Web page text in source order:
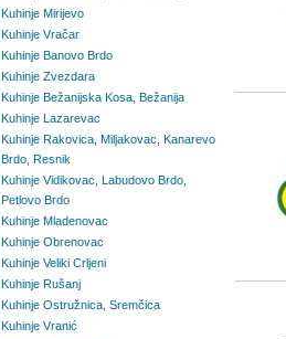
Kuhinje Mirijevo
Kuhinje Vračar
Kuhinje Banovo Brdo
Kuhinje Zvezdara
Kuhinje Bežanijska Kosa, Bežanija
Kuhinje Lazarevac
Kuhinje Rakovica, Miljakovac, Kanarevo
Brdo, Resnik
Kuhinje Vidikovac, Labudovo Brdo,
Petlovo Brdo
Kuhinje Mladenovac
Kuhinje Obrenovac
Kuhinje Veliki Crljeni
Kuhinje Rušanj
Kuhinje Ostružnica, Sremčica
Kuhinje Vranić